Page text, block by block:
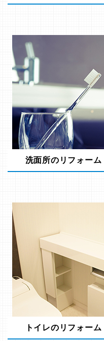
洗面所のリフォーム
トイレのリフォーム